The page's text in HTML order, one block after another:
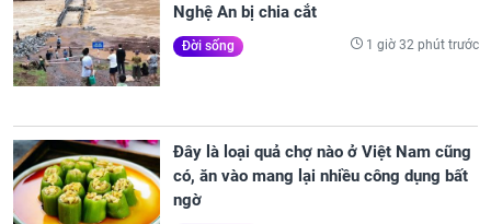
Nghệ An bị chia cắt
Đời sống 1 giờ 32 phút trước
Đây là loại quả chợ nào ở Việt Nam cũng
có, ăn vào mang lại nhiều công dụng bất
ngờ